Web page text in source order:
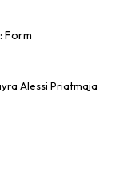
Form
Alessi Priatmaja